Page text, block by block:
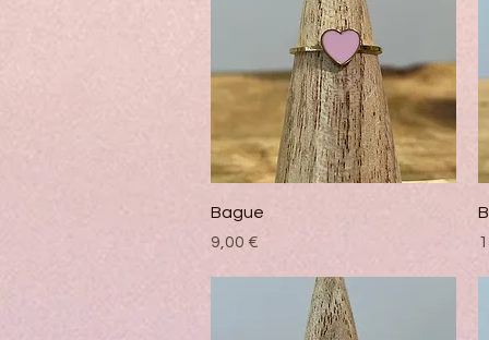
Bague
Precio
9,00 €